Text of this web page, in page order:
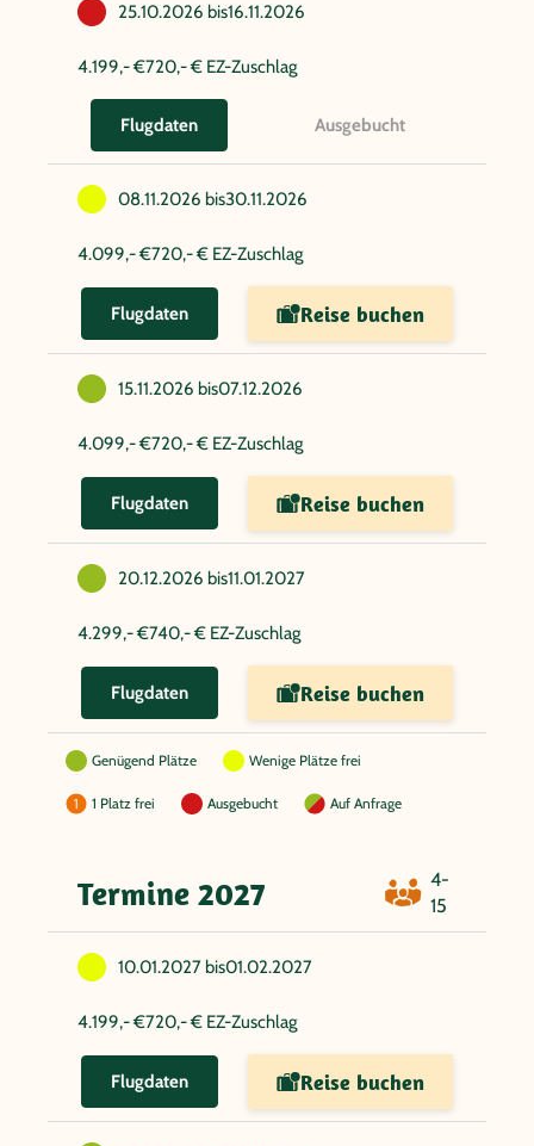
25.10.2026 bis16.11.2026
4.199,- €720,- € EZ-Zuschlag
Flugdaten Ausgebucht
08.11.2026 bis30.11.2026
4.099,- €720,- € EZ-Zuschlag
Flugdaten Reise buchen
15.11.2026 bis07.12.2026
4.099,- €720,- € EZ-Zuschlag
Flugdaten Reise buchen
20.12.2026 bis11.01.2027
4.299,- €740,- € EZ-Zuschlag
Flugdaten Reise buchen
Genügend Plätze Wenige Plätze frei
1 Platz frei Ausgebucht Auf Anfrage
Termine 2027
4-
15
10.01.2027 bis01.02.2027
4.199,- €720,- € EZ-Zuschlag
Flugdaten Reise buchen